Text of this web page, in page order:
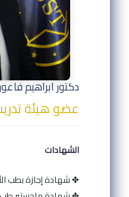
دكتور ابراهيم
عضو هيئة
الشهادات
✤ شهادة إجازة بطب